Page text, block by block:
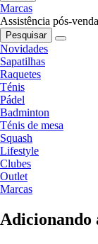
Marcas
Assistência pós-
Pesquisar
Novidades
Sapatilhas
Raquetes
Ténis
Pádel
Badminton
Ténis de mesa
Squash
Lifestyle
Clubes
Outlet
Marcas
Adicionando